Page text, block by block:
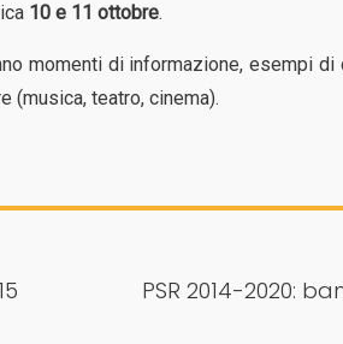
10 e 11 ottobre.
momenti di informazione, esempi
(musica, teatro, cinema).
PSR 2014-2020: